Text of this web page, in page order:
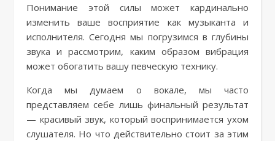
Понимание этой силы может кардинально
изменить ваше восприятие как музыканта и
исполнителя. Сегодня мы погрузимся в глубины
звука и рассмотрим, каким образом вибрация
может обогатить вашу певческую технику.
Когда мы думаем о вокале, мы часто
представляем себе лишь финальный результат
— красивый звук, который воспринимается ухом
слушателя. Но что действительно стоит за этим